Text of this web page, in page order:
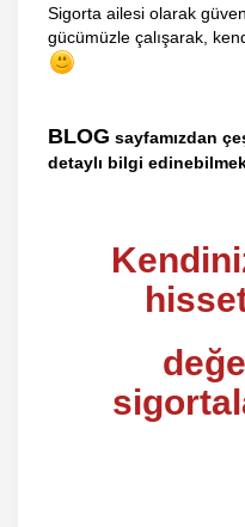
Sigorta ailesi olarak
gücümüzle çalışarak,
BLOG sayfamızdan
detaylı bilgi